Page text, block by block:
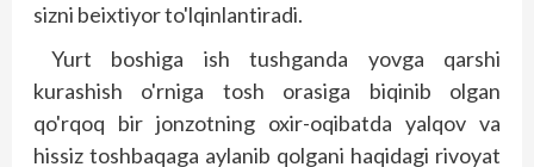
sizni beixtiyor to'lqinlantiradi.
Yurt boshiga ish tushganda yovga qarshi
kurashish o'rniga tosh orasiga biqinib olgan
qo'rqoq bir jonzotning oxir-oqibatda yalqov va
hissiz toshbaqaga aylanib qolgani haqidagi rivoyat